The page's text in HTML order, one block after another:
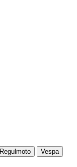
Regulmoto
Vespa